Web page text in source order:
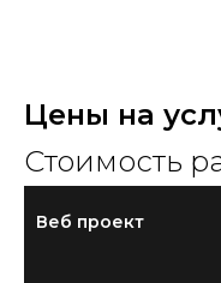
Цены на
Стоимость
Веб проект